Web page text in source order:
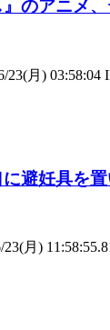
』のアニメ
23(月)
避妊具を
月)